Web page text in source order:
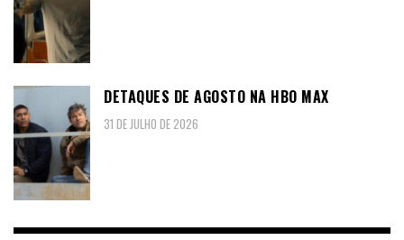
DETAQUES DE AGOSTO NA HBO MAX
31 DE JULHO DE 2026